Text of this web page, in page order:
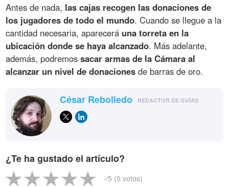
Antes de nada, las cajas recogen las donaciones de
los jugadores de todo el mundo. Cuando se llegue a la
cantidad necesaria, aparecerá una torreta en la
ubicación donde se haya alcanzado. Más adelante,
además, podremossacar armas de la Cámara al
alcanzar un nivel de donaciones de barras de oro.
César Rebolledo REDACTOR DE GUÍAS
¿Te ha gustado el artículo?
-/5 (0 votos)